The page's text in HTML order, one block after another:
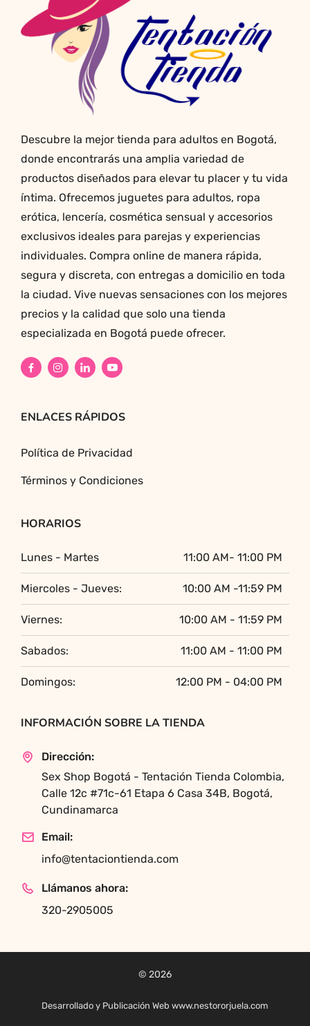
Descubre la mejor tienda para adultos en Bogotá,
donde encontrarás una amplia variedad de
productos diseñados para elevar tu placer y tu vida
íntima. Ofrecemos juguetes para adultos, ropa
erótica, lencería, cosmética sensual y accesorios
exclusivos ideales para parejas y experiencias
individuales. Compra online de manera rápida,
segura y discreta, con entregas a domicilio en toda
la ciudad. Vive nuevas sensaciones con los mejores
precios y la calidad que solo una tienda
especializada en Bogotá puede ofrecer.
ENLACES RÁPIDOS
Política de Privacidad
Términos y Condiciones
HORARIOS
Lunes - Martes 11:00 AM- 11:00 PM
Miercoles - Jueves: 10:00 AM -11:59 PM
Viernes: 10:00 AM - 11:59 PM
Sabados: 11:00 AM - 11:00 PM
Domingos: 12:00 PM - 04:00 PM
INFORMACIÓN SOBRE LA TIENDA
Dirección:
Sex Shop Bogotá - Tentación Tienda Colombia,
Calle 12c #71c-61 Etapa 6 Casa 34B, Bogotá,
Cundinamarca
Email:
info@tentaciontienda.com
Llámanos ahora:
320-2905005
© 2026
Desarrollado y Publicación Web www.nestororjuela.com